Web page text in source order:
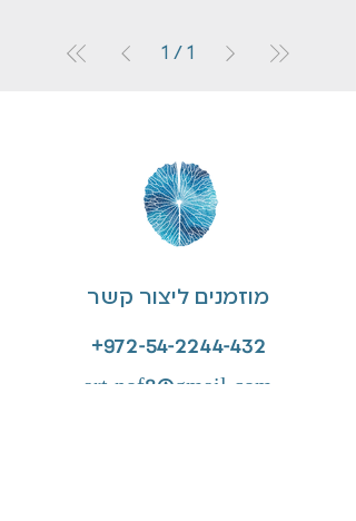
1
/
1
מוזמנים ליצור קשר
⁦+972-54-2244-432⁩
art.nof8@gmail.com